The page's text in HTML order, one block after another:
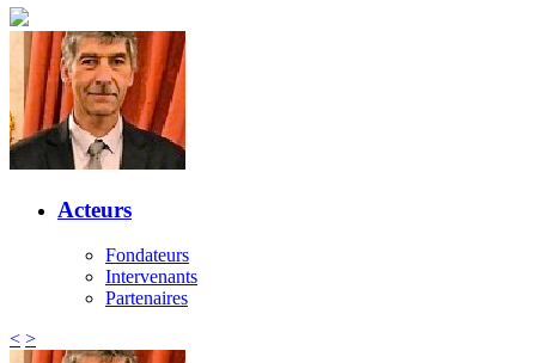
Acteurs
Fondateurs
Intervenants
Partenaires
< >